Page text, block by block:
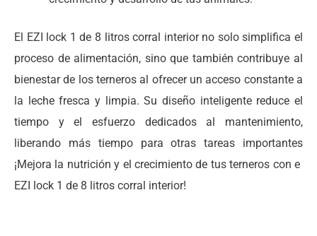
El EZI lock 1 de 8 litros corral interior no solo simplifica el
proceso de alimentación, sino que también contribuye al
bienestar de los terneros al ofrecer un acceso constante a
la leche fresca y limpia. Su diseño inteligente reduce el
tiempo y el esfuerzo dedicados al mantenimiento,
liberando más tiempo para otras tareas importantes
¡Mejora la nutrición y el crecimiento de tus terneros con e
EZI lock 1 de 8 litros corral interior!